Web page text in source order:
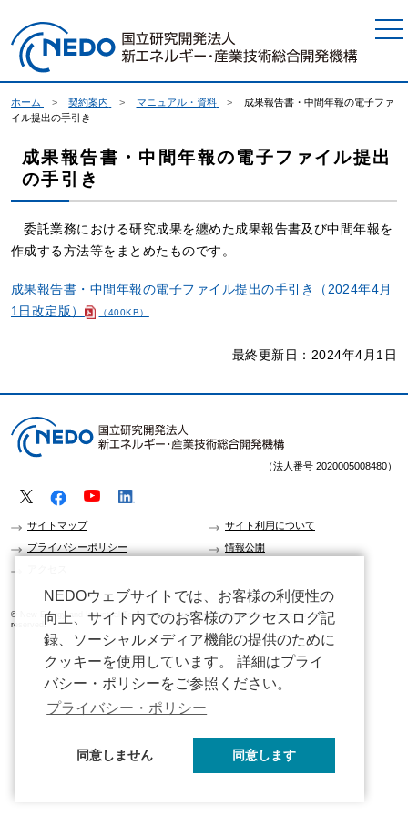
ホーム 契約案内 マニュアル・資料
成果報告書・中間年報の電子ファ
イル提出の手引き
成果報告書・中間年報の電子ファイル提出
の手引き
委託業務における研究成果を纏めた成果報告書及び中間年報を
作成する方法等をまとめたものです。
成果報告書・中間年報の電子ファイル提出の手引き（2024年4月
1日改定版）
（400KB）
最終更新日：2024年4月1日
（法人番号 2020005008480）
サイトマップ
サイト利用について
プライバシーポリシー
情報公開
© New Energy and Industrial Technology Development Organization. All rights
reserved.
NEDOウェブサイトでは、お客様の利便性の
向上、サイト内でのお客様のアクセスログ記
録、ソーシャルメディア機能の提供のために
クッキーを使用しています。 詳細はプライ
バシー・ポリシーをご参照ください。
プライバシー・ポリシー
同意しません 同意します